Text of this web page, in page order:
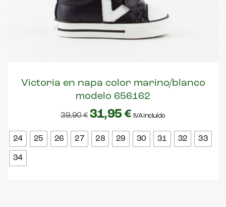
Victoria en napa color marino/blanco
modelo 656162
39,90€ 31,95€ IVA incluído
24 25 26 27 28 29 30 31 32 33
34